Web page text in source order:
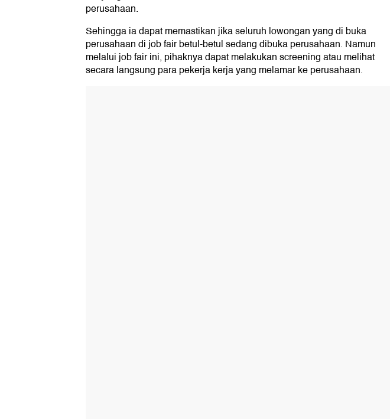
perusahaan.
Sehingga ia dapat memastikan jika seluruh lowongan yang di buka
perusahaan di job fair betul-betul sedang dibuka perusahaan. Namun
melalui job fair ini, pihaknya dapat melakukan screening atau melihat
secara langsung para pekerja kerja yang melamar ke perusahaan.